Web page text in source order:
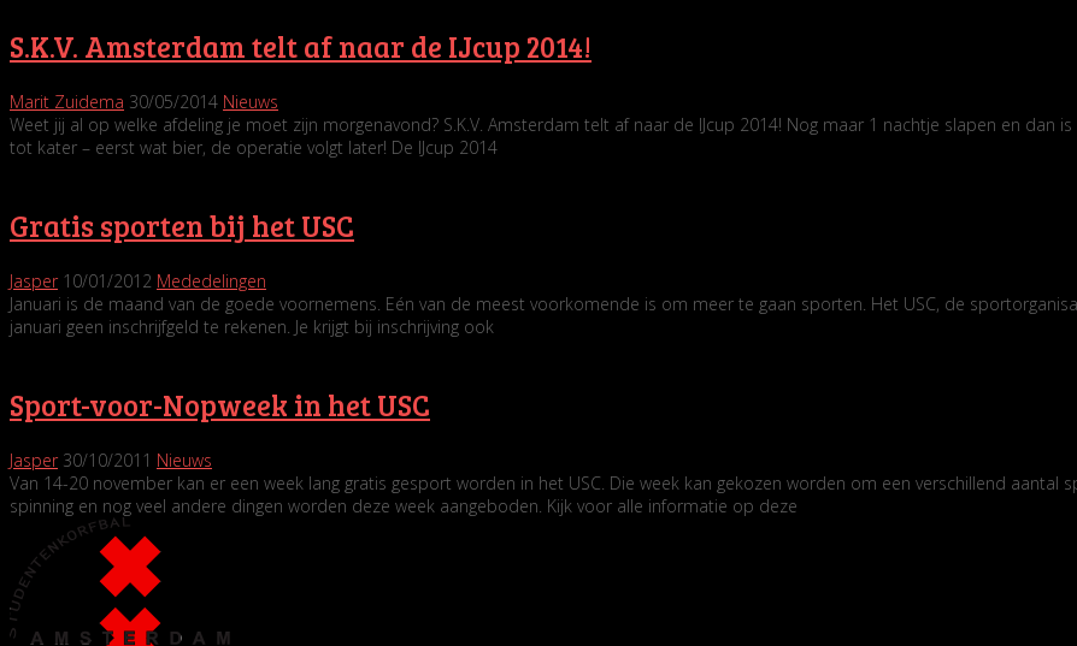
S.K.V. Amsterdam telt af naar de IJcup 2014!
Marit Zuidema 30/05/2014 Nieuws
Weet jij al op welke afdeling je moet zijn morgenavond? S.K.V. Amsterdam telt af naar de IJcup 2014! Nog maar 1 nachtje slapen en dan
tot kater – eerst wat bier, de operatie volgt later! De IJcup 2014
Gratis sporten bij het USC
Jasper 10/01/2012 Mededelingen
Januari is de maand van de goede voornemens. Eén van de meest voorkomende is om meer te gaan sporten. Het USC, de
januari geen inschrijfgeld te rekenen. Je krijgt bij inschrijving ook
Sport-voor-Nopweek in het USC
Jasper 30/10/2011 Nieuws
Van 14-20 november kan er een week lang gratis gesport worden in het USC. Die week kan gekozen worden om een verschillend
spinning en nog veel andere dingen worden deze week aangeboden. Kijk voor alle informatie op deze